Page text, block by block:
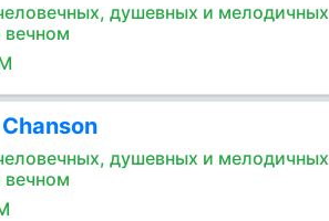
душевных и мелодичных
вечном
душевных и мелодичных
вечном